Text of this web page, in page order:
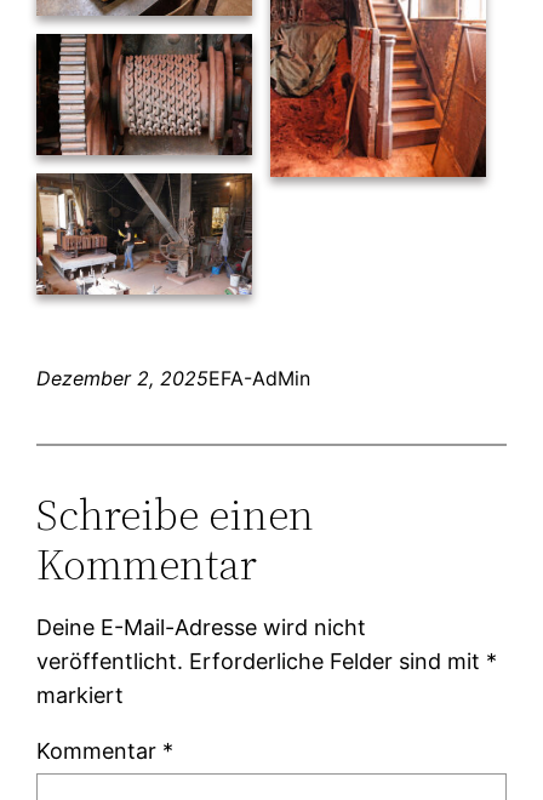
Dezember 2, 2025EFA-AdMin
Schreibe einen
Kommentar
Deine E-Mail-Adresse wird nicht
veröffentlicht. Erforderliche Felder sind mit *
markiert
Kommentar *